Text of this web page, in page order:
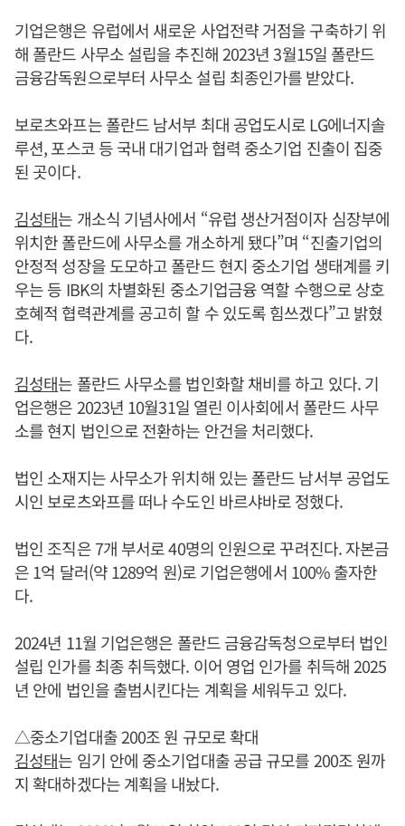
기업은행은 유럽에서 새로운 사업전략 거점을 구축하기 위
해 폴란드 사무소 설립을 추진해 2023년 3월15일 폴란드
금융감독원으로부터 사무소 설립 최종인가를 받았다.
보로츠와프는 폴란드 남서부 최대 공업도시로 LG에너지솔
루션, 포스코 등 국내 대기업과 협력 중소기업 진출이 집중
된 곳이다.
김성태는 개소식 기념사에서 “유럽 생산거점이자 심장부에
위치한 폴란드에 사무소를 개소하게 됐다”며 “진출기업의
안정적 성장을 도모하고 폴란드 현지 중소기업 생태계를 키
우는 등 IBK의 차별화된 중소기업금융 역할 수행으로 상호
호혜적 협력관계를 공고히 할 수 있도록 힘쓰겠다”고 밝혔
다.
김성태는 폴란드 사무소를 법인화할 채비를 하고 있다. 기
업은행은 2023년 10월31일 열린 이사회에서 폴란드 사무
소를 현지 법인으로 전환하는 안건을 처리했다.
법인 소재지는 사무소가 위치해 있는 폴란드 남서부 공업도
시인 보로츠와프를 떠나 수도인 바르샤바로 정했다.
법인 조직은 7개 부서로 40명의 인원으로 꾸려진다. 자본금
은 1억 달러(약 1289억 원)로 기업은행에서 100% 출자한
다.
2024년 11월 기업은행은 폴란드 금융감독청으로부터 법인
설립 인가를 최종 취득했다. 이어 영업 인가를 취득해 2025
년 안에 법인을 출범시킨다는 계획을 세워두고 있다.
△중소기업대출 200조 원 규모로 확대
김성태는 임기 안에 중소기업대출 공급 규모를 200조 원까
지 확대하겠다는 계획을 내놨다.